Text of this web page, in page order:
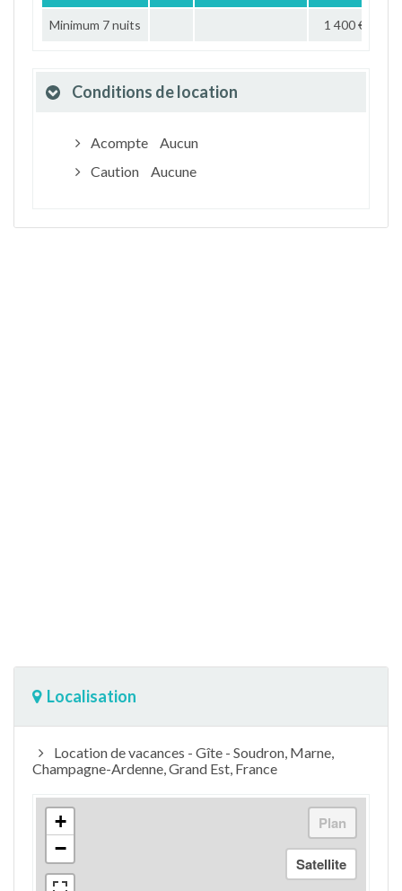
Minimum 7 nuits 1 400 €
Conditions de location
Acompte
Aucun
Caution
Aucune
Localisation
Location de vacances - Gîte - Soudron, Marne,
Champagne-Ardenne, Grand Est, France
+
−